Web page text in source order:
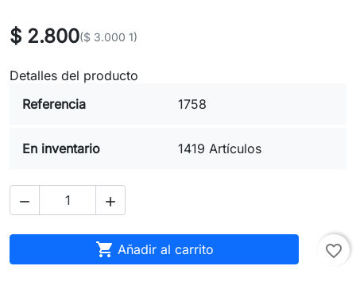
$ 2.800($ 3.000 1)
Detalles del producto
Referencia
1758
En inventario 1419 Artículos
 
 Añadir al carrito favorite_border